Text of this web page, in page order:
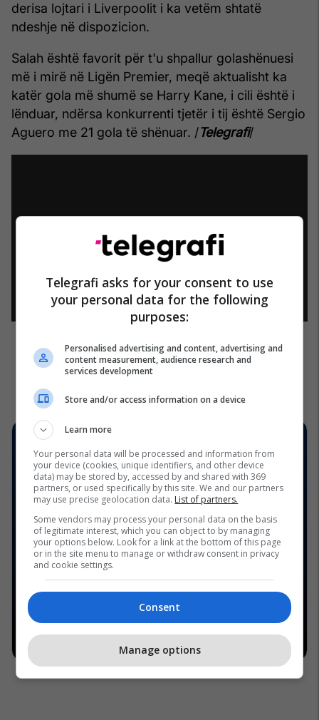
derisa lojtari i Liverpoolit i ka vetëm shtatë
ndeshje në dispozicion.
Salah është favorit për t'u shpallur golashënuesi
më i mirë në Ligën Premier, meqë aktualisht ka
katër gola më shumë se Harry Kane, i cili është i
lënduar, ndërsa konkurrenti tjetër i tij është Sergio
Aguero me 21 gola të shënuar. /Telegrafi/
Telegrafi asks for your consent to use
your personal data for the following
purposes:
Personalised advertising and content, advertising and
content measurement, audience research and
services development
Store and/or access information on a device
Learn more
Your personal data will be processed and information from
your device (cookies, unique identifiers, and other device
data) may be stored by, accessed by and shared with 369
partners, or used specifically by this site. We and our partners
may use precise geolocation data. List of partners.
Some vendors may process your personal data on the basis
of legitimate interest, which you can object to by managing
your options below. Look for a link at the bottom of this page
or in the site menu to manage or withdraw consent in privacy
and cookie settings.
Consent
Manage options